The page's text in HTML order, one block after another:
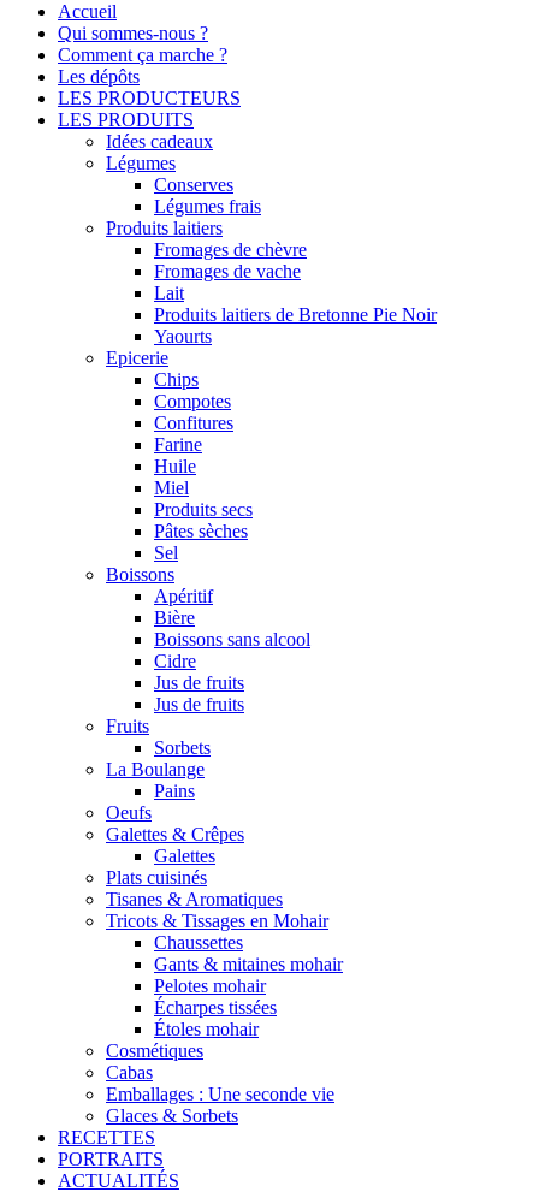
Accueil
Qui sommes-nous ?
Comment ça marche ?
Les dépôts
LES PRODUCTEURS
LES PRODUITS
Idées cadeaux
Légumes
Conserves
Légumes frais
Produits laitiers
Fromages de chèvre
Fromages de vache
Lait
Produits laitiers de Bretonne Pie Noir
Yaourts
Epicerie
Chips
Compotes
Confitures
Farine
Huile
Miel
Produits secs
Pâtes sèches
Sel
Boissons
Apéritif
Bière
Boissons sans alcool
Cidre
Jus de fruits
Jus de fruits
Fruits
Sorbets
La Boulange
Pains
Oeufs
Galettes & Crêpes
Galettes
Plats cuisinés
Tisanes & Aromatiques
Tricots & Tissages en Mohair
Chaussettes
Gants & mitaines mohair
Pelotes mohair
Écharpes tissées
Étoles mohair
Cosmétiques
Cabas
Emballages : Une seconde vie
Glaces & Sorbets
RECETTES
PORTRAITS
ACTUALITÉS